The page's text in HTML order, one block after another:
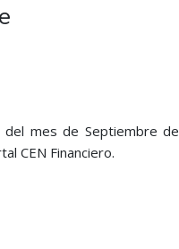
del mes de Septiembre de
CEN Financiero.